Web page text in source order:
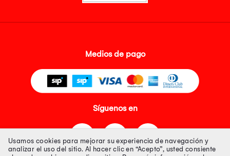
Medios de pago
Síguenos en
Usamos cookies para mejorar su experiencia de navegación y
analizar el uso del sitio. Al hacer clic en “Acepto”, usted consiente